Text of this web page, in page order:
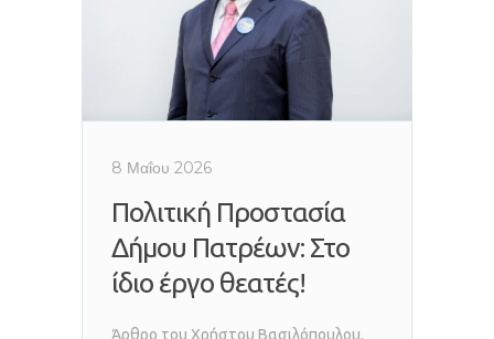
8 Μαΐου 2026
Πολιτική Προστασία
Δήμου Πατρέων: Στο
ίδιο έργο θεατές!
Άρθρο του Χρήστου Βασιλόπουλου,